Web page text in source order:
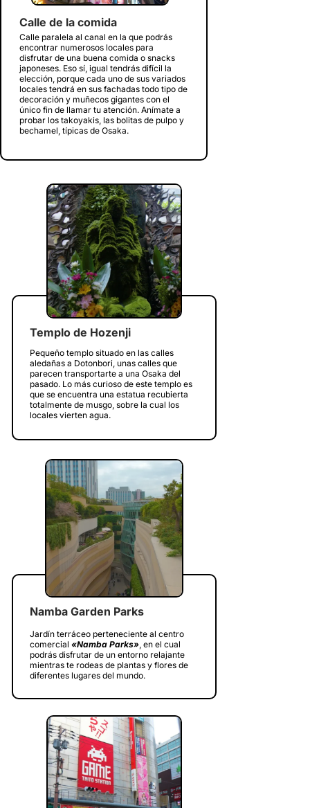
Calle de la comida
Calle paralela al canal en la que podrás
encontrar numerosos locales para
disfrutar de una buena comida o snacks
japoneses. Eso sí, igual tendrás difícil la
elección, porque cada uno de sus variados
locales tendrá en sus fachadas todo tipo de
decoración y muñecos gigantes con el
único fin de llamar tu atención. Anímate a
probar los takoyakis, las bolitas de pulpo y
bechamel, típicas de Osaka.
Templo de Hozenji
Pequeño templo situado en las calles
aledañas a Dotonbori, unas calles que
parecen transportarte a una Osaka del
pasado. Lo más curioso de este templo es
que se encuentra una estatua recubierta
totalmente de musgo, sobre la cual los
locales vierten agua.
Namba Garden Parks
Jardín terráceo perteneciente al centro
comercial «Namba Parks», en el cual
podrás disfrutar de un entorno relajante
mientras te rodeas de plantas y flores de
diferentes lugares del mundo.